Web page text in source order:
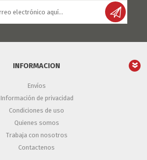
INFORMACION
Envíos
Información de privacidad
Condiciones de uso
Quienes somos
Trabaja con nosotros
Contactenos